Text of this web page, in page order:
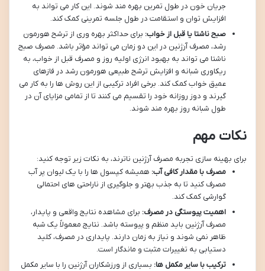
جریان خون در طول تمرین بهره مند شوند. این کار می تواند به
افزایش توان و استقامت در طول جلسه تمرینی کمک کند.
صبح ناشتا یا قبل از خواب: برای حداکثر بهره وری از ترشح هورمون
رشد، مصرف آرژنین در این دو زمان می تواند مؤثر باشد. مصرف صبح
ناشتا می تواند به بهبود انرژی اولیه روز و مصرف قبل از خواب، به
ریکاوری شبانه و افزایش ترشح طبیعی هورمون رشد در فازهای
عمیق خواب کمک کند. برخی افراد ترکیبی از این روش ها را به کار می
گیرند و دوز روزانه خود را تقسیم می کنند تا از تمامی مزایای آن در
طول شبانه روز بهره مند شوند.
نکات مهم
برای بهینه سازی تجربه مصرف آرژنین ناترند، به نکات زیر توجه کنید:
مصرف با مقدار کافی آب: همیشه کپسول ها را با یک لیوان پر آب
مصرف کنید تا به جذب بهتر و جلوگیری از ناراحتی های احتمالی
گوارشی کمک کند.
اهمیت پیوستگی در مصرف: برای مشاهده نتایج واقعی و پایدار،
مصرف آرژنین باید منظم و پیوسته باشد. نتایج معمولاً یک شبه
ظاهر نمی شوند و نیاز به زمان دارند. پایداری در مصرف، کلید
دستیابی به تغییرات مثبت و ماندگار است.
ترکیب با سایر مکمل ها: بسیاری از ورزشکاران آرژنین را با سایر مکمل